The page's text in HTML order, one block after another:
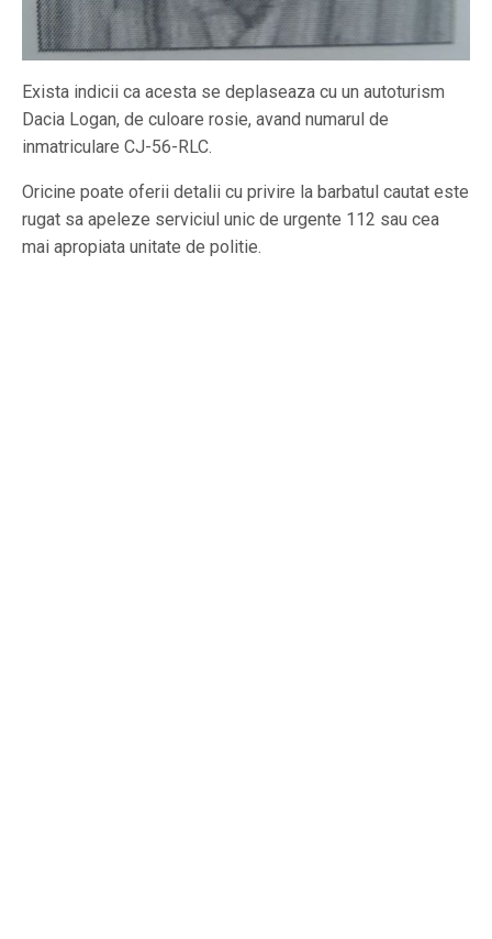
Exista indicii ca acesta se deplaseaza cu un autoturism
Dacia Logan, de culoare rosie, avand numarul de
inmatriculare CJ-56-RLC.
Oricine poate oferii detalii cu privire la barbatul cautat este
rugat sa apeleze serviciul unic de urgente 112 sau cea
mai apropiata unitate de politie.